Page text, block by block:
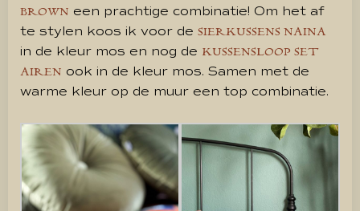
BROWN een prachtige combinatie! Om het af
te stylen koos ik voor de SIERKUSSENS NAINA
in de kleur mos en nog de KUSSENSLOOP SET
AIREN ook in de kleur mos. Samen met de
warme kleur op de muur een top combinatie.